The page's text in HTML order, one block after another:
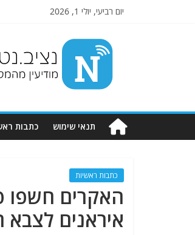
יום רביעי, יולי 1, 2026
Nziv.net
מודיעין
מהמקורות
תנאי שימוש כתבות
כתבות ראשיות
האקרים חשפו
איראנים לצבא